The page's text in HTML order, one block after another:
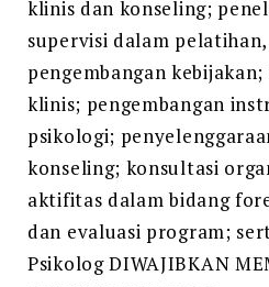
klinis dan konseling;
supervisi dalam
pengembangan
klinis; pengembangan
psikologi;
konseling; konsultasi
aktifitas dalam bidang
dan evaluasi program;
Psikolog DIWAJIBKAN